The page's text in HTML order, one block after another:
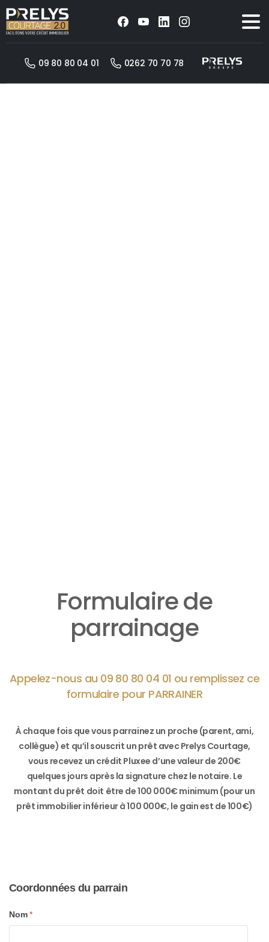
09 80 80 04 01 0262 70 70 78
Formulaire de
parrainage
Appelez-nous au 09 80 80 04 01 ou remplissez ce
formulaire pour PARRAINER
À chaque fois que vous parrainez un proche (parent, ami,
collègue) et qu’il souscrit un prêt avec Prelys Courtage,
vous recevez un crédit Pluxee d’une valeur de 200€
quelques jours après la signature chez le notaire. Le
montant du prêt doit être de 100 000€ minimum (pour un
prêt immobilier inférieur à 100 000€, le gain est de 100€)
Formulaire
de
Coordonnées du parrain
Nom*